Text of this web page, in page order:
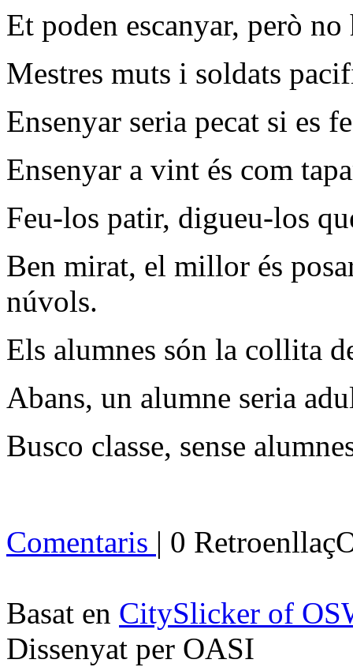
Et poden escanyar, però
Mestres muts i soldats
Ensenyar seria pecat si es
Ensenyar a vint és com
Feu-los patir, digueu-los
Ben mirat, el millor és
núvols.
Els alumnes són la collita
Abans, un alumne seria
Busco classe, sense
Comentaris | 0
Basat en CitySlicker of
Dissenyat per OASI